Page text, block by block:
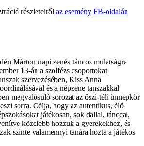
részleteiről az esemény FB-oldalán
Márton-napi zenés-táncos mulatságra
13-án a szolfézs csoportokat.
szervezésében, Kiss Anna
és a népzene tanszakkal
megvalósuló sorozat az őszi-téli ünnepkör
sorra. Célja, hogy az autentikus, élő
játékosan, sok dallal, tánccal,
közelebb hozzuk a gyerekekhez, és
szinte valamennyi tanára hozta a játékos